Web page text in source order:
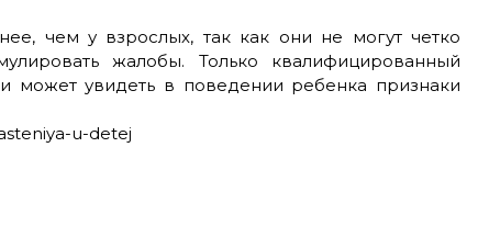
чем у взрослых, так как они не могут четко
жалобы. Только квалифицированный
может увидеть в поведении ребенка признаки